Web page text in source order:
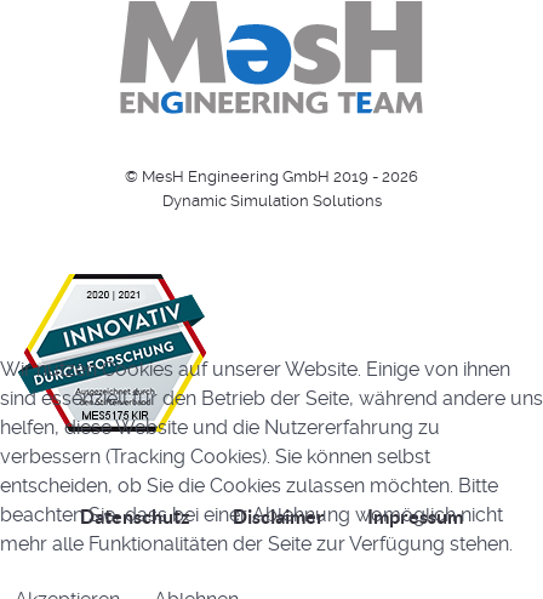
© MesH Engineering GmbH 2019 - 2026
Dynamic Simulation Solutions
Datenschutz Disclaimer Impressum
Wir nutzen Cookies auf unserer Website. Einige von ihnen
sind essenziell für den Betrieb der Seite, während andere uns
helfen, diese Website und die Nutzererfahrung zu
verbessern (Tracking Cookies). Sie können selbst
entscheiden, ob Sie die Cookies zulassen möchten. Bitte
beachten Sie, dass bei einer Ablehnung womöglich nicht
mehr alle Funktionalitäten der Seite zur Verfügung stehen.